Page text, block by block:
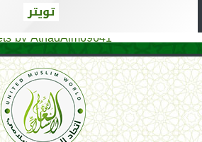
تويتر
by AthadAlm69641